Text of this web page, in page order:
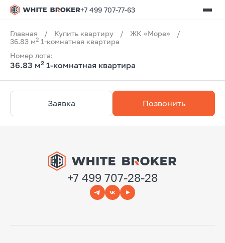
+7 499 707-77-63
Главная / Купить квартиру / ЖК «Море»
/
36.83 м2 1-комнатная квартира
Номер лота:
36.83 м2 1-комнатная квартира
Заявка Позвонить
+7 499 707-28-28